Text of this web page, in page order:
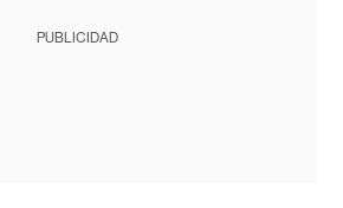
PUBLICIDAD